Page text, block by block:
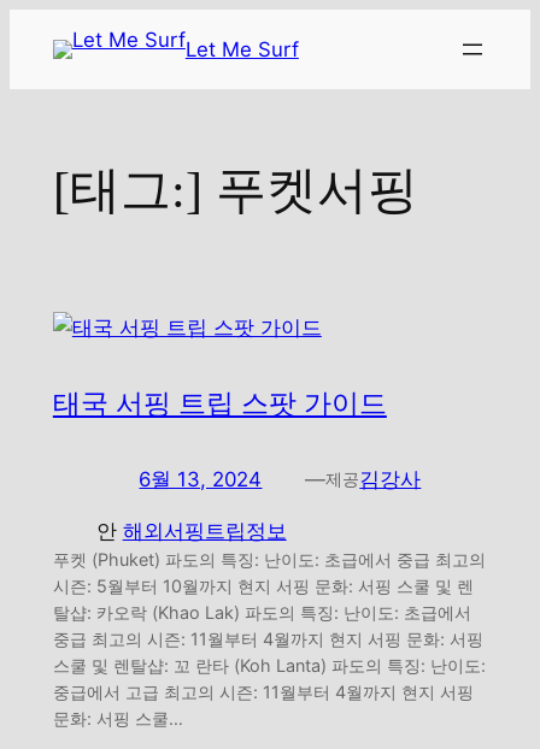
츠
Let Me Surf
[태그:] 푸켓서핑
태국 서핑 트립 스팟 가이드
6월 13, 2024 —제공김강사
안 해외서핑트립정보
푸켓 (Phuket) 파도의 특징: 난이도: 초급에서 중급 최고의
시즌: 5월부터 10월까지 현지 서핑 문화: 서핑 스쿨 및 렌
탈샵: 카오락 (Khao Lak) 파도의 특징: 난이도: 초급에서
중급 최고의 시즌: 11월부터 4월까지 현지 서핑 문화: 서핑
스쿨 및 렌탈샵: 꼬 란타 (Koh Lanta) 파도의 특징: 난이도:
중급에서 고급 최고의 시즌: 11월부터 4월까지 현지 서핑
문화: 서핑 스쿨…